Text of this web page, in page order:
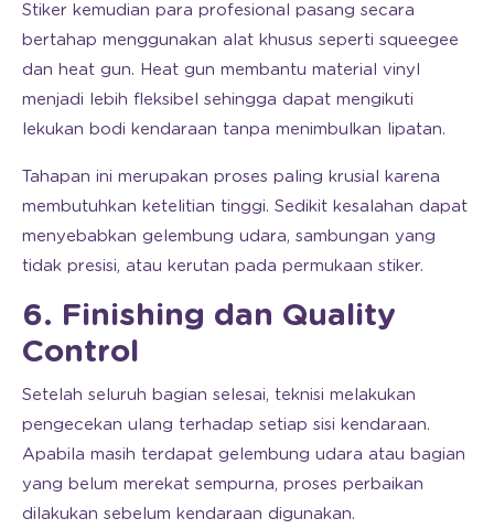
Stiker kemudian para profesional pasang secara
bertahap menggunakan alat khusus seperti squeegee
dan heat gun. Heat gun membantu material vinyl
menjadi lebih fleksibel sehingga dapat mengikuti
lekukan bodi kendaraan tanpa menimbulkan lipatan.
Tahapan ini merupakan proses paling krusial karena
membutuhkan ketelitian tinggi. Sedikit kesalahan dapat
menyebabkan gelembung udara, sambungan yang
tidak presisi, atau kerutan pada permukaan stiker.
6. Finishing dan Quality
Control
Setelah seluruh bagian selesai, teknisi melakukan
pengecekan ulang terhadap setiap sisi kendaraan.
Apabila masih terdapat gelembung udara atau bagian
yang belum merekat sempurna, proses perbaikan
dilakukan sebelum kendaraan digunakan.